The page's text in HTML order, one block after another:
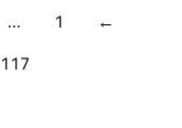
←
1
…
117